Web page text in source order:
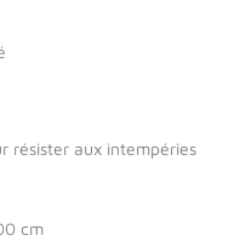
résister aux intempéries
cm